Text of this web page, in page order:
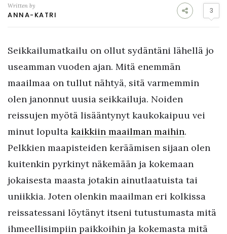
Written by
ANNA-KATRI 3
Seikkailumatkailu on ollut sydäntäni lähellä jo
useamman vuoden ajan. Mitä enemmän
maailmaa on tullut nähtyä, sitä varmemmin
olen janonnut uusia seikkailuja. Noiden
reissujen myötä lisääntynyt kaukokaipuu vei
minut lopulta kaikkiin maailman maihin.
Pelkkien maapisteiden keräämisen sijaan olen
kuitenkin pyrkinyt näkemään ja kokemaan
jokaisesta maasta jotakin ainutlaatuista tai
uniikkia. Joten olenkin maailman eri kolkissa
reissatessani löytänyt itseni tutustumasta mitä
ihmeellisimpiin paikkoihin ja kokemasta mitä